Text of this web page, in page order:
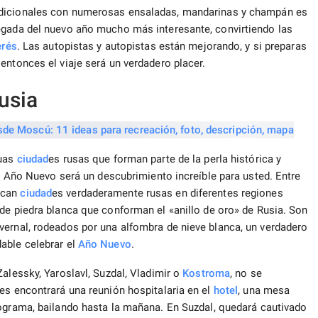
con numerosas ensaladas, mandarinas y champán es
del nuevo año mucho más interesante, convirtiendo las
. Las autopistas y autopistas están mejorando, y si preparas
el viaje será un verdadero placer.
ciudades rusas que forman parte de la perla histórica y
Nuevo será un descubrimiento increíble para usted. Entre
ciudades verdaderamente rusas en diferentes regiones
piedra blanca que conforman el «anillo de oro» de Rusia. Son
rodeados por una alfombra de nieve blanca, un verdadero
celebrar el Año Nuevo.
Yaroslavl, Suzdal, Vladimir o Kostroma, no se
encontrará una reunión hospitalaria en el hotel, una mesa
bailando hasta la mañana. En Suzdal, quedará cautivado